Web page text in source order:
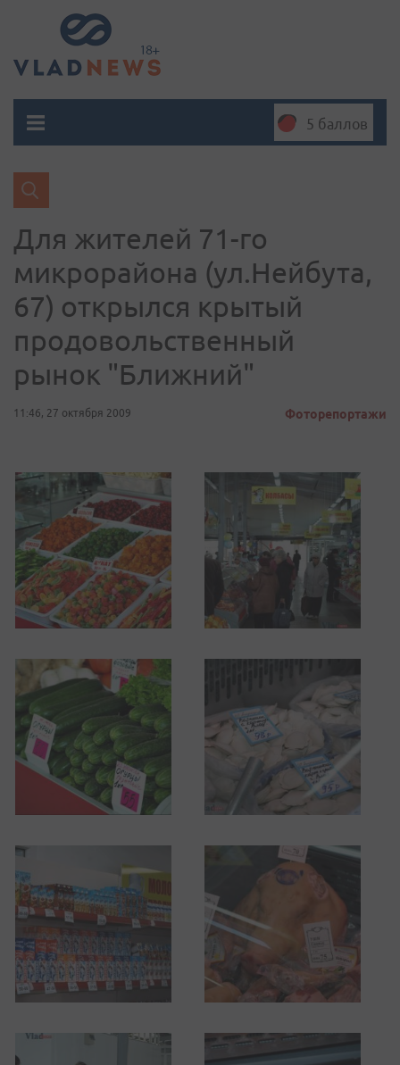
5 баллов
Для жителей 71-го
микрорайона (ул.Нейбута,
67) открылся крытый
продовольственный
рынок "Ближний"
11:46, 27 октября 2009 Фоторепортажи